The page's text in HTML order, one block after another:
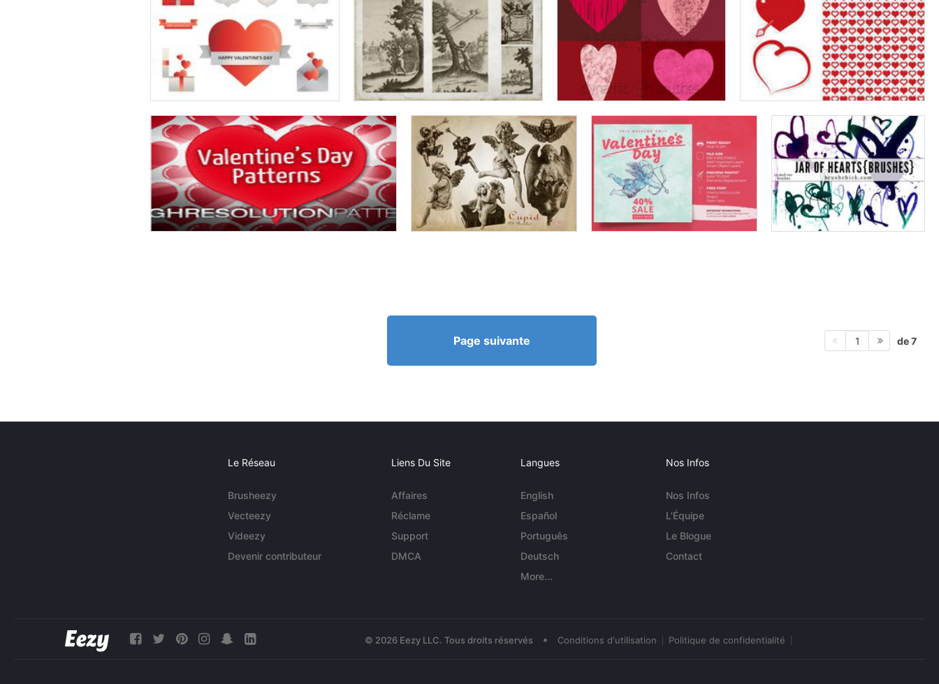
Page suivante 1 de 7
Le Réseau
Brusheezy
Vecteezy
Videezy
Devenir contributeur
Liens Du Site
Affaires
Réclame
Support
DMCA
Langues
English
Español
Português
Deutsch
More...
Nos Infos
Nos Infos
L'Équipe
Le Blogue
Contact
© 2026 Eezy LLC. Tous droits réservés • Conditions d'utilisation Politique de confidentialité